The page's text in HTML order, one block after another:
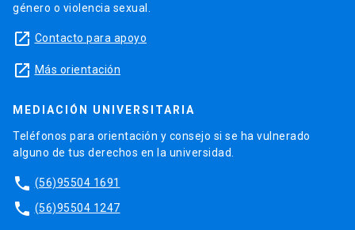
género o violencia sexual.
launch Contacto para apoyo
launch Más orientación
MEDIACIÓN UNIVERSITARIA
Teléfonos para orientación y consejo si se ha vulnerado
alguno de tus derechos en la universidad.
phone (56)95504 1691
phone (56)95504 1247